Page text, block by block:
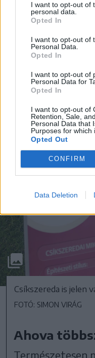
I want to opt-out of
personal data.
Opted In
I want to opt-out of
Personal Data.
Opted In
I want to opt-out of
Personal Data for
Opted In
I want to opt-out of
Retention, Sale,
Personal Data that
Purposes for which
Opted Out
CONFIRM
Data Deletion
Csíkszereda is jelen
FOTÓ: SIMON VIRÁG
Ahova
Természetesen